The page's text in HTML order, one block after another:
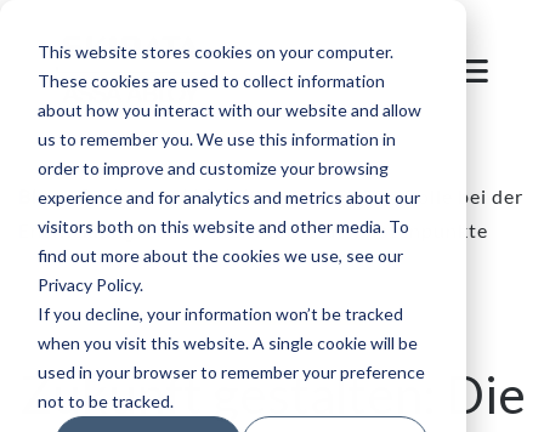
This website stores cookies on your computer.
These cookies are used to collect information
about how you interact with our website and allow
us to remember you. We use this information in
order to improve and customize your browsing
experience and for analytics and metrics about our
visitors both on this website and other media. To
find out more about the cookies we use, see our
Privacy Policy.
If you decline, your information won’t be tracked
when you visit this website. A single cookie will be
used in your browser to remember your preference
not to be tracked.
Blog /Parken und Mobilität /SKIDATAs Rolle bei der
Entwicklung modernster Mobilitätsknotenpunkte
Zukunft gestalten: Die